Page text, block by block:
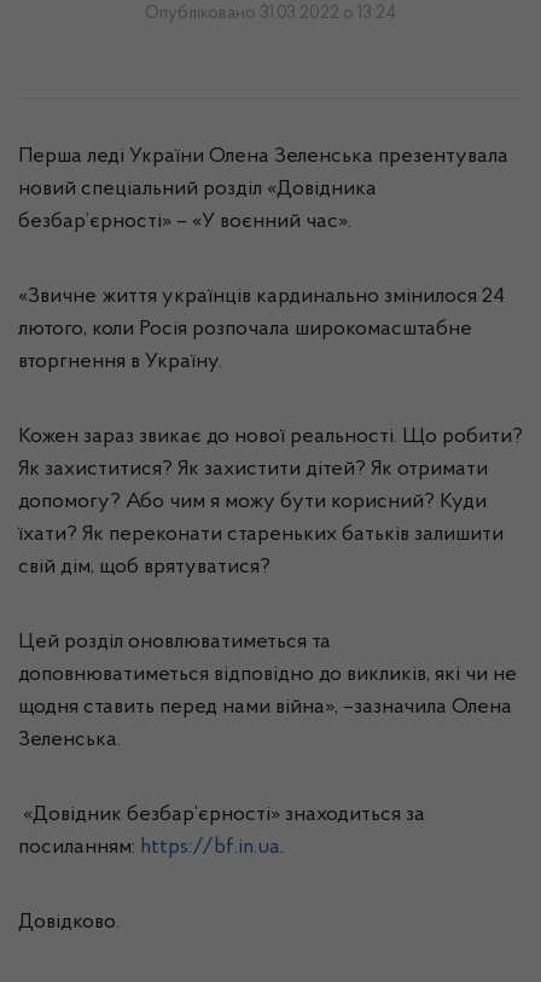
Опубліковано 31.03.2022 о 13:24
Перша леді України Олена Зеленська презентувала
новий спеціальний розділ «Довідника
безбар’єрності» – «У воєнний час».
«Звичне життя українців кардинально змінилося 24
лютого, коли Росія розпочала широкомасштабне
вторгнення в Україну.
Кожен зараз звикає до нової реальності. Що робити?
Як захиститися? Як захистити дітей? Як отримати
допомогу? Або чим я можу бути корисний? Куди
їхати? Як переконати стареньких батьків залишити
свій дім, щоб врятуватися?
Цей розділ оновлюватиметься та
доповнюватиметься відповідно до викликів, які чи не
щодня ставить перед нами війна», –зазначила Олена
Зеленська.
«Довідник безбар’єрності» знаходиться за
посиланням: https://bf.in.ua.
Довідково.